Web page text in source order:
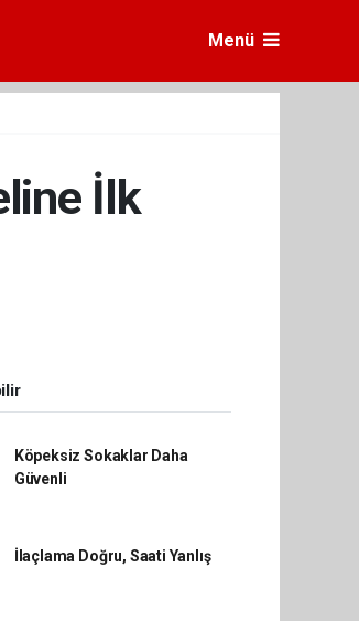
Menü
İlk
Köpeksiz Sokaklar Daha
Güvenli
İlaçlama Doğru, Saati Yanlış